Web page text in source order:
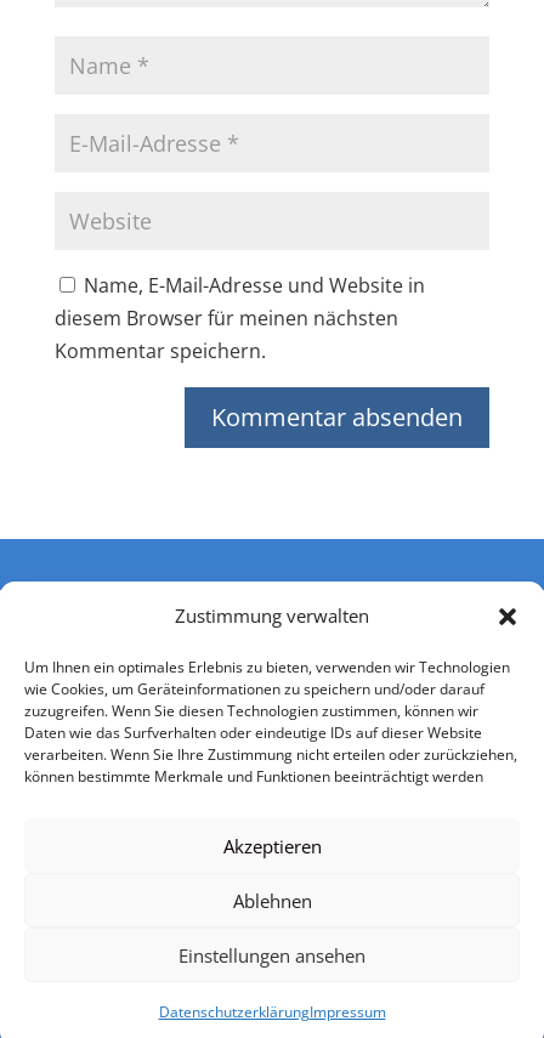
Zustimmung verwalten
Um Ihnen ein optimales Erlebnis zu bieten, verwenden wir Technologien
wie Cookies, um Geräteinformationen zu speichern und/oder darauf
zuzugreifen. Wenn Sie diesen Technologien zustimmen, können wir
Daten wie das Surfverhalten oder eindeutige IDs auf dieser Website
verarbeiten. Wenn Sie Ihre Zustimmung nicht erteilen oder zurückziehen,
können bestimmte Merkmale und Funktionen beeinträchtigt werden
Akzeptieren
Ablehnen
Einstellungen ansehen
DatenschutzerklärungImpressum
Name, E-Mail-Adresse und Website in
diesem Browser für meinen nächsten
Kommentar speichern.
Impressum
Datenschutzerklärung
Einwilligung Kontaktaufnahme
© VSP Software Portal 2026